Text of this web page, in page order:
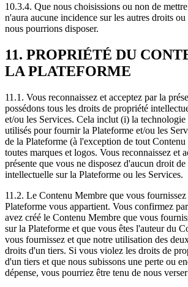
10.3.4. Que nous choisissions ou non de
n'aura aucune incidence sur les autres droits
nous pourrions disposer.
11. PROPRIÉTÉ DU
LA PLATEFORME
11.1. Vous reconnaissez et acceptez par la
possédons tous les droits de propriété
et/ou les Services. Cela inclut (i) la
utilisés pour fournir la Plateforme et/ou les
de la Plateforme (à l'exception de tout
toutes marques et logos. Vous reconnaissez et
présente que vous ne disposez d'aucun droit
intellectuelle sur la Plateforme ou les Services.
11.2. Le Contenu Membre que vous
Plateforme vous appartient. Vous confirmez
avez créé le Contenu Membre que vous
sur la Plateforme et que vous êtes l'auteur du
vous fournissez et que notre utilisation des
droits d'un tiers. Si vous violez les droits de
d'un tiers et que nous subissons une perte ou
dépense, vous pourriez être tenu de nous